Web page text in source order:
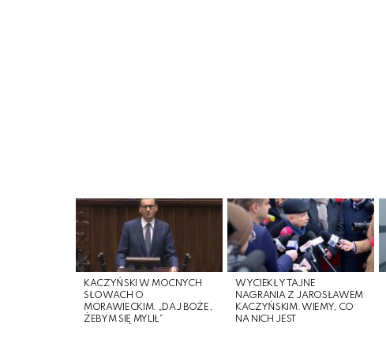
LATEST
KACZYŃSKI W MOCNYCH
SŁOWACH O
MORAWIECKIM. „DAJ BOŻE,
ŻEBYM SIĘ MYLIŁ”
WYCIEKŁY TAJNE
NAGRANIA Z JAROSŁAWEM
KACZYŃSKIM. WIEMY, CO
NA NICH JEST